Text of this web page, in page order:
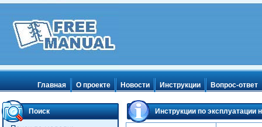
Главная О проекте Новости Инструкции Вопрос-ответ
Поиск Инструкции по эксплуатации